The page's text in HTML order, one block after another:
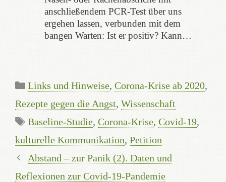
anschließendem PCR-Test über uns
ergehen lassen, verbunden mit dem
bangen Warten: Ist er positiv? Kann…
Kategorien
Links und Hinweise, Corona-Krise ab 2020,
Rezepte gegen die Angst, Wissenschaft
Schlagwörter
Baseline-Studie, Corona-Krise, Covid-19,
kulturelle Kommunikation, Petition
Abstand – zur Panik (2). Daten und
Reflexionen zur Covid-19-Pandemie